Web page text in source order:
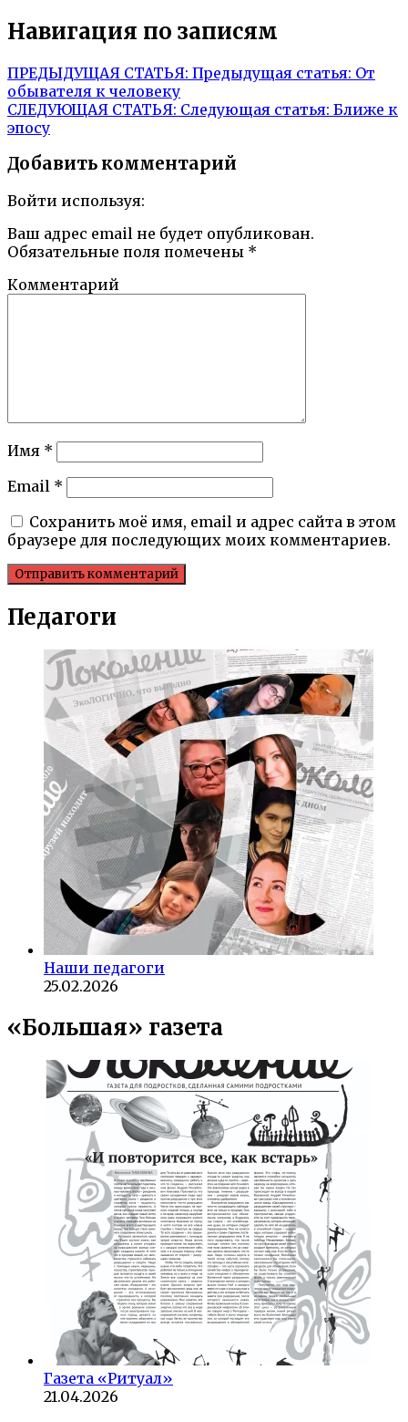
Навигация по записям
ПРЕДЫДУЩАЯ СТАТЬЯ: Предыдущая статья: От
обывателя к человеку
СЛЕДУЮЩАЯ СТАТЬЯ: Следующая статья: Ближе к
эпосу
Добавить комментарий
Войти используя:
Ваш адрес email не будет опубликован.
Обязательные поля помечены *
Комментарий
Имя *
Email *
Сохранить моё имя, email и адрес сайта в этом
браузере для последующих моих комментариев.
Педагоги
Наши педагоги
25.02.2026
«Большая» газета
Газета «Ритуал»
21.04.2026